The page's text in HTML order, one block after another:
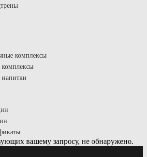
комплексы
комплексы
напитки
вашему запросу, не обнаружено.